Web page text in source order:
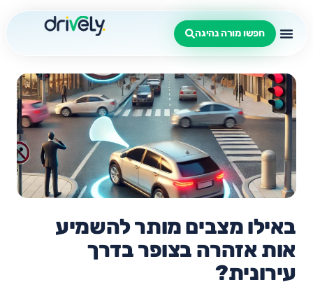
חפשו מורה נהיגה
באילו מצבים מותר להשמיע
אות אזהרה בצופר בדרך
עירונית?